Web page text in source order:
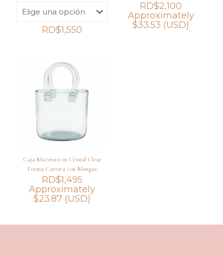
RD$1,550
RD$2,100
Approximately
$33.53 (USD)
Caja Macetero en Cristal Clear
Forma Cartera con Mangas
RD$1,495
Approximately
$23.87 (USD)